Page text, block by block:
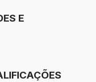
E